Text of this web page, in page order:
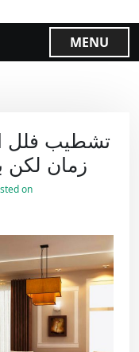
MENU
تشطيب فلل
زمان لكن
on